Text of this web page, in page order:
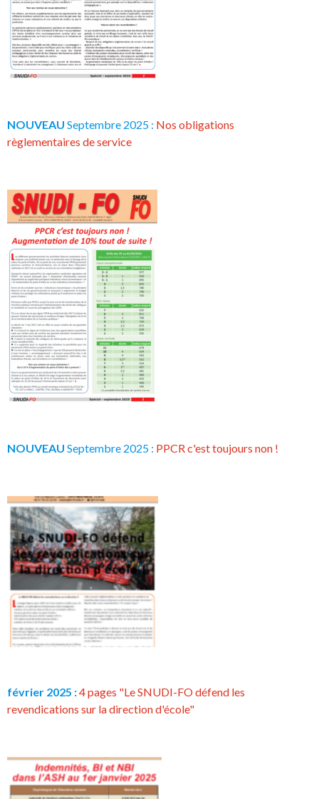
NOUVEAU Septembre 2025 : Nos obligations
règlementaires de service
NOUVEAU Septembre 2025 : PPCR c'est toujours non !
février 2025 :4 pages "Le SNUDI-FO défend les
revendications sur la direction d'école"